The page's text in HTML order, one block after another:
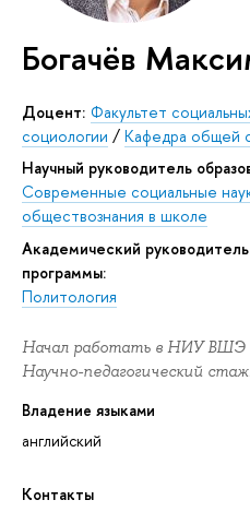
Богачёв
Доцент: Факультет
социологии / Кафедра общей
Научный руководитель
Современные социальные
обществознания в школе
Академический руководитель образовательной
программы:
Политология
Начал работать в НИУ ВШЭ
Научно-педагогический
Владение языками
английский
Контакты